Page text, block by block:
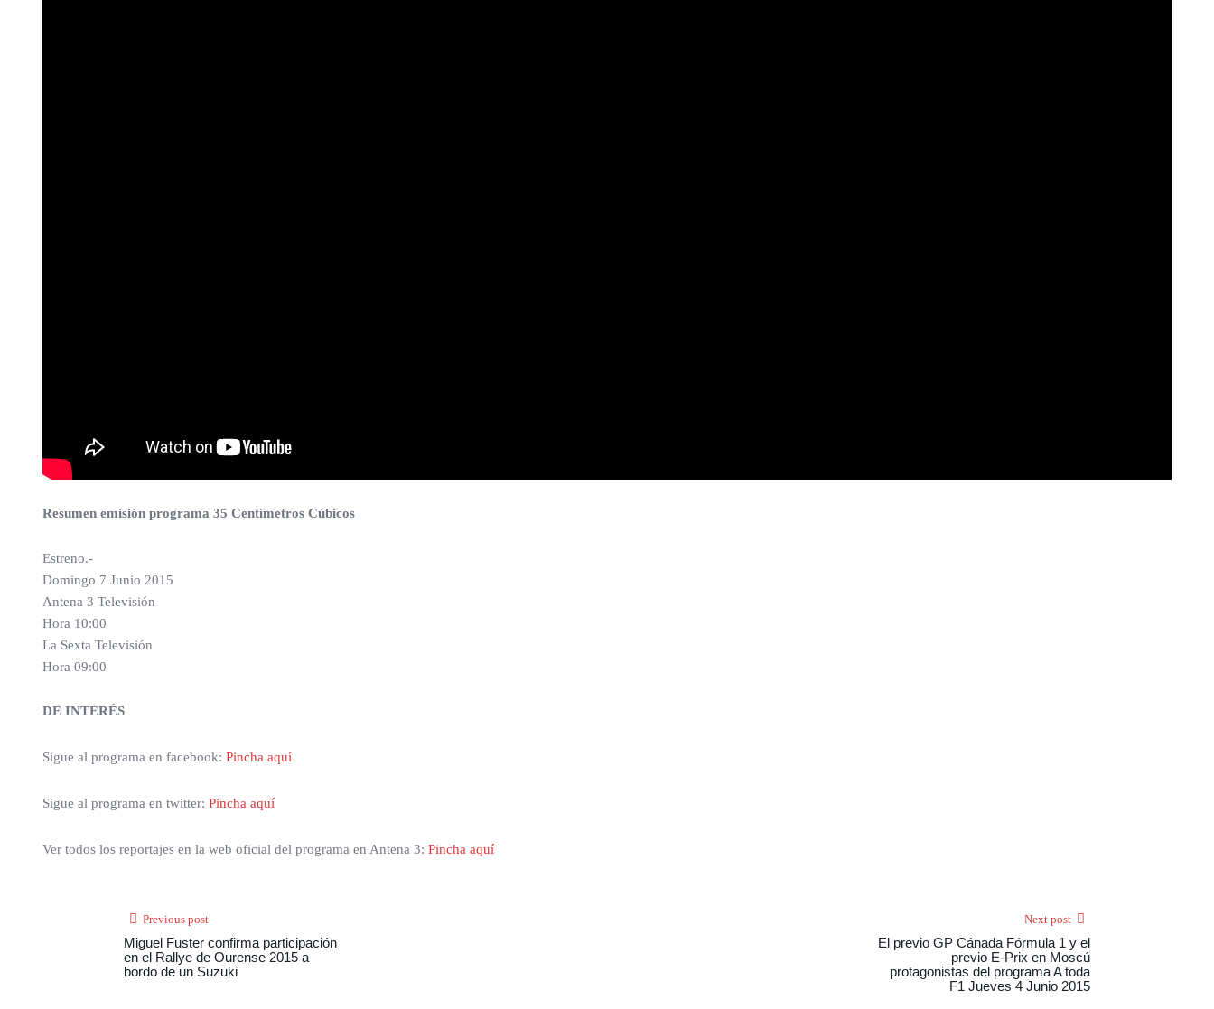
Resumen emisión programa 35 Centímetros Cúbicos
Estreno.-
Domingo 7 Junio 2015
Antena 3 Televisión
Hora 10:00
La Sexta Televisión
Hora 09:00
DE INTERÉS
Sigue al programa en facebook: Pincha aquí
Sigue al programa en twitter: Pincha aquí
Ver todos los reportajes en la web oficial del programa en Antena 3: Pincha aquí
Previous post
Miguel Fuster confirma participación
en el Rallye de Ourense 2015 a
bordo de un Suzuki
Next post
El previo GP Cánada Fórmula 1 y el
previo E-Prix en Moscú
protagonistas del programa A toda
F1 Jueves 4 Junio 2015